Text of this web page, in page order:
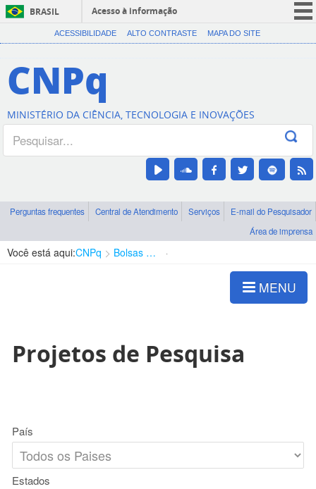
BRASIL
Acesso à informação
CORONAVÍRUS (COVID-19)
Canais
ACESSIBILIDADE ALTO CONTRASTE MAPA DO SITE
CNPq
MINISTÉRIO DA CIÊNCIA, TECNOLOGIA E INOVAÇÕES
Perguntas frequentes Central de Atendimento Serviços
E-mail do Pesquisador
Área de imprensa
Você está aqui:CNPq Bolsas e Auxílios Vigentes
MENU
Projetos de Pesquisa
País
Estados